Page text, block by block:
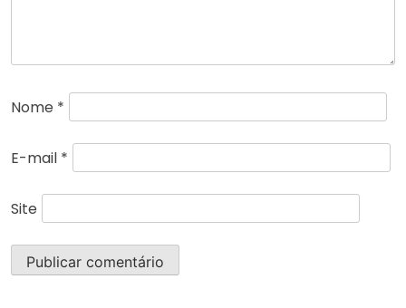
Nome *
E-mail *
Site